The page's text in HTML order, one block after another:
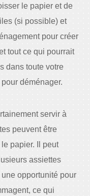
le papier et de
(si possible) et
pour créer
tout ce qui pourrait
dans toute votre
déménager.
servir à
peuvent être
papier. Il peut
assiettes
opportunité pour
ce qui